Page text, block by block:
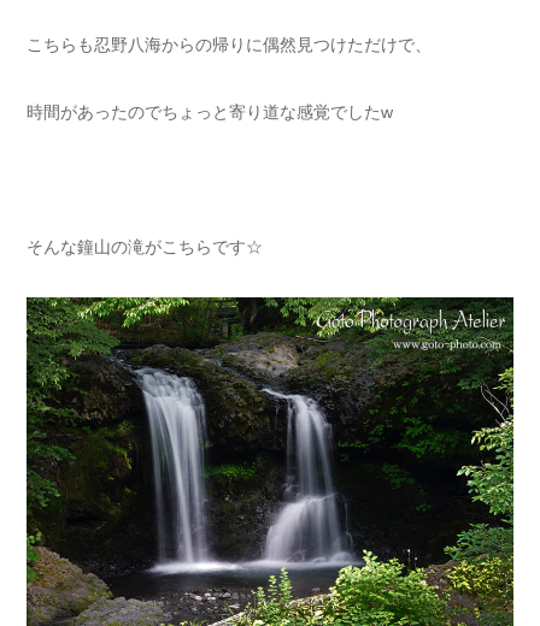
こちらも忍野八海からの帰りに偶然見つけただけで、
時間があったのでちょっと寄り道な感覚でしたw
そんな鐘山の滝がこちらです☆